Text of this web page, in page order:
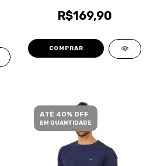
R$169,90
COMPRAR
ATÉ 40% OFF
EM QUANTIDADE